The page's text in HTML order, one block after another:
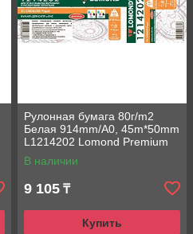
Рулонная бумага 80г/m2
Белая 914mm/A0, 45m*50mm
L1214202 Lomond Premium
универсальная печать
В наличии
9 105 ₸
Купить